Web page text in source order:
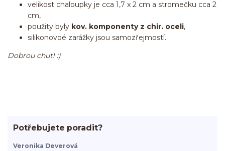
velikost chaloupky je cca 1,7 x 2 cm a stromečku cca 2
cm,
použity byly kov. komponenty z chir. oceli,
silikonovoé zarážky jsou samozřejmostí.
Dobrou chuť! :)
Potřebujete poradit?
Veronika Deverová